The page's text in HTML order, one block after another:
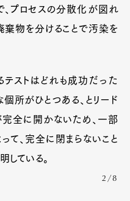
、プロセスの分散化が図れ
棄物を分けることで汚染を
ストはどれも成功だった
所がひとつある、とリード
完全に開かないため、一部
て、完全に閉まらないこと
している。
2/8